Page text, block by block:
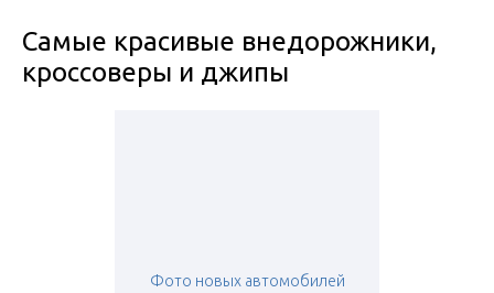
Самые красивые внедорожники,
кроссоверы и джипы
Фото новых автомобилей